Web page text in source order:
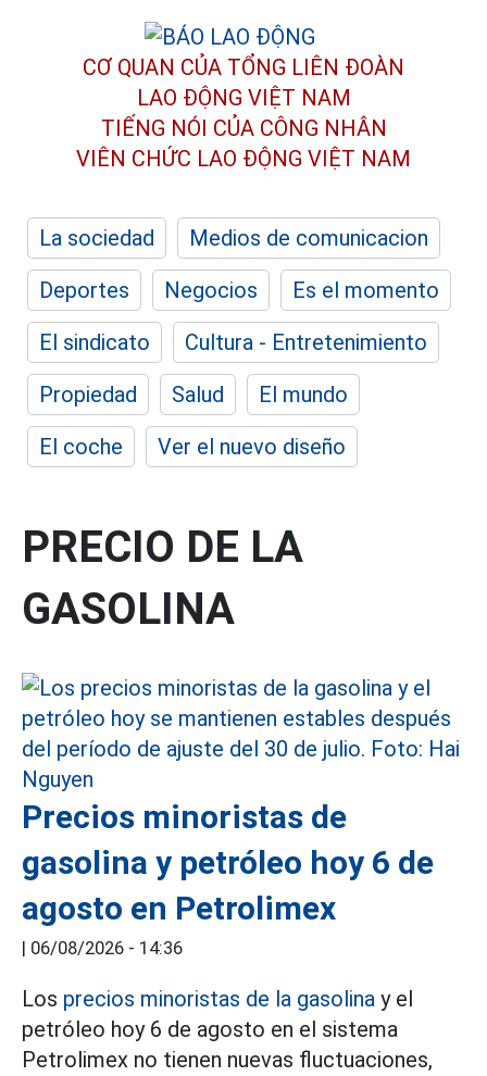
CƠ QUAN CỦA TỔNG LIÊN ĐOÀN
LAO ĐỘNG VIỆT NAM
TIẾNG NÓI CỦA CÔNG NHÂN
VIÊN CHỨC LAO ĐỘNG VIỆT NAM
La sociedad
Medios de comunicacion
Deportes
Negocios
Es el momento
El sindicato
Cultura - Entretenimiento
Propiedad
Salud
El mundo
El coche
Ver el nuevo diseño
PRECIO DE LA
GASOLINA
Precios minoristas de
gasolina y petróleo hoy 6 de
agosto en Petrolimex
| 06/08/2026 - 14:36
Los precios minoristas de la gasolina y el
petróleo hoy 6 de agosto en el sistema
Petrolimex no tienen nuevas fluctuaciones,